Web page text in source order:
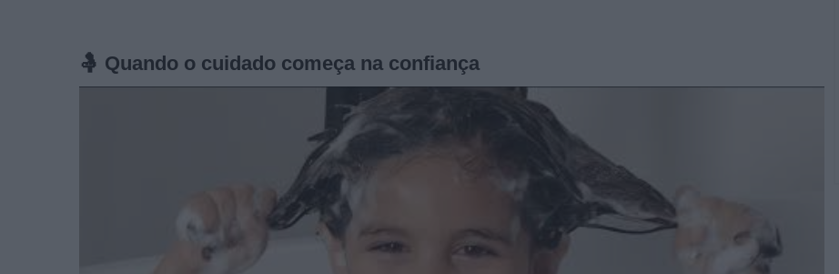
🤱 Quando o cuidado começa na confiança